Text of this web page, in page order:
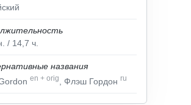
/ 14,7 ч.
названия
en + orig , Флэш Гордон ru